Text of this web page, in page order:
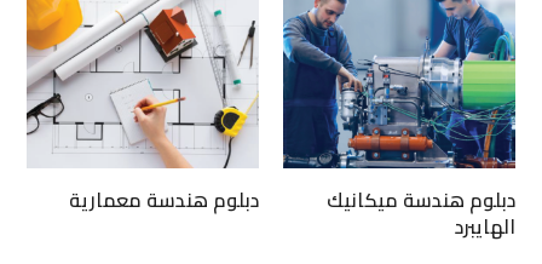
دبلوم هندسة ميكانيك
الهايبرد
دبلوم هندسة معمارية